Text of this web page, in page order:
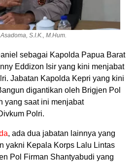
S.I.K., M.Hum.
sebagai Kapolda Papua Barat
Eddizon Isir yang kini menjabat
Jabatan Kapolda Kepri yang kini
digantikan oleh Brigjen Pol
yang saat ini menjabat
Polri.
, ada dua jabatan lainnya yang
yakni Kepala Korps Lalu Lintas
Pol Firman Shantyabudi yang